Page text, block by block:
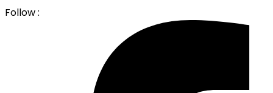
Follow :